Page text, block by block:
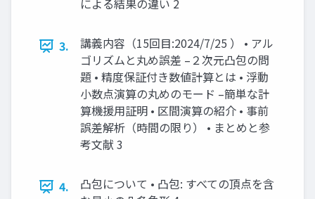
による結果の違い 2
3.
講義内容（15回目:2024/7/25 ） • アル
ゴリズムと丸め誤差 –２次元凸包の問
題 • 精度保証付き数値計算とは • 浮動
小数点演算の丸めのモード –簡単な計
算機援用証明 • 区間演算の紹介 • 事前
誤差解析（時間の限り） • まとめと参
考文献 3
4.
凸包について • 凸包: すべての頂点を含